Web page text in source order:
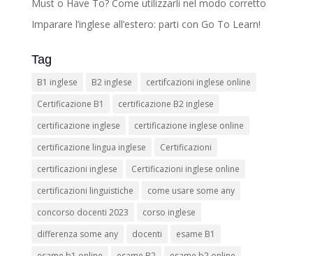
Must o Have To? Come utilizzarli nel modo corretto
Imparare l’inglese all’estero: parti con Go To Learn!
Tag
B1 inglese B2 inglese
certifcazioni inglese online
Certificazione B1
certificazione B2 inglese
certificazione inglese
certificazione inglese online
certificazione lingua inglese
Certificazioni
certificazioni inglese
Certificazioni inglese online
certificazioni linguistiche
come usare some any
concorso docenti 2023
corso inglese
differenza some any
docenti
esame B1